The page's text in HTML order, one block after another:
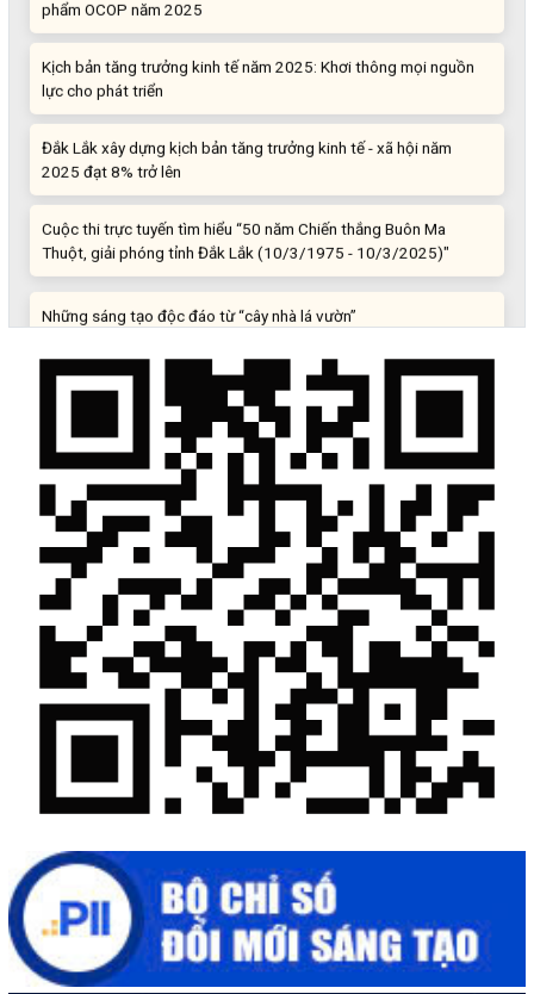
Kịch bản tăng trưởng kinh tế năm 2025: Khơi thông mọi nguồn
lực cho phát triển
Đắk Lắk xây dựng kịch bản tăng trưởng kinh tế - xã hội năm
2025 đạt 8% trở lên
Cuộc thi trực tuyến tìm hiểu “50 năm Chiến thắng Buôn Ma
Thuột, giải phóng tỉnh Đắk Lắk (10/3/1975 - 10/3/2025)"
Những sáng tạo độc đáo từ “cây nhà lá vườn”
Khi khoa học - công nghệ chưa có sự đột phá
Chế biến sâu – Nâng cao giá trị nông sản
Quảng bá hình ảnh Đắk Lắk đến bạn bè trong nước và quốc tế
Mời tham gia Hội chợ triển lãm chuyên ngành Cà phê và sản
phẩm OCOP năm 2025
Kịch bản tăng trưởng kinh tế năm 2025: Khơi thông mọi nguồn
lực cho phát triển
Đắk Lắk xây dựng kịch bản tăng trưởng kinh tế - xã hội năm
Cuộc thi trực tuyến tìm hiểu “50 năm Chiến thắng Buôn Ma
Thuột, giải phóng tỉnh Đắk Lắk (10/3/1975 - 10/3/2025)"